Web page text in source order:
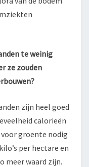
te weinig
ze zouden
zijn heel goed
calorieën
voor groente nodig
per hectare en
meer waard zijn.